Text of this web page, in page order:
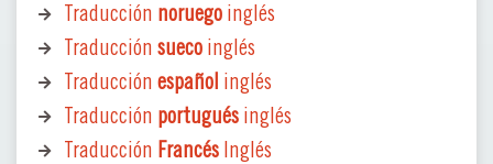
Traducción noruegoinglés
Traducción suecoinglés
Traducción español inglés
Traducción portuguésinglés
Traducción FrancésInglés